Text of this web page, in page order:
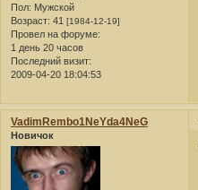
Пол: Мужской
Возраст: 41 [1984-12-19]
Провел на форуме:
1 день 20 часов
Последний визит:
2009-04-20 18:04:53
VadimRembo1NeYda4NeG
Новичок